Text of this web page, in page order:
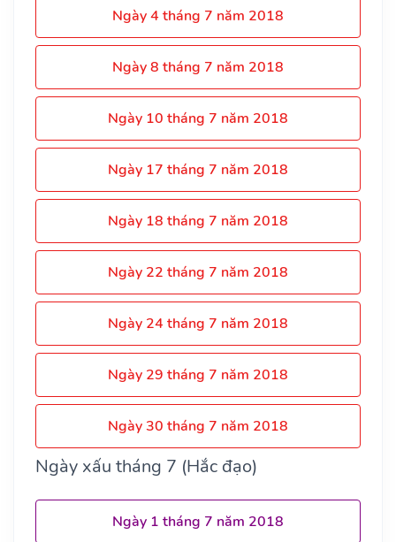
Ngày 4 tháng 7 năm 2018
Ngày 8 tháng 7 năm 2018
Ngày 10 tháng 7 năm 2018
Ngày 17 tháng 7 năm 2018
Ngày 18 tháng 7 năm 2018
Ngày 22 tháng 7 năm 2018
Ngày 24 tháng 7 năm 2018
Ngày 29 tháng 7 năm 2018
Ngày 30 tháng 7 năm 2018
Ngày xấu tháng 7 (Hắc đạo)
Ngày 1 tháng 7 năm 2018